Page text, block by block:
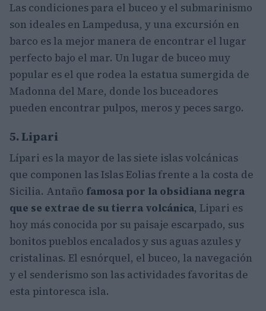
Las condiciones para el buceo y el submarinismo
son ideales en Lampedusa, y una excursión en
barco es la mejor manera de encontrar el lugar
perfecto bajo el mar. Un lugar de buceo muy
popular es el que rodea la estatua sumergida de
Madonna del Mare, donde los buceadores
pueden encontrar pulpos, meros y peces sargo.
5. Lipari
Lípari es la mayor de las siete islas volcánicas
que componen las Islas Eolias frente a la costa de
Sicilia. Antaño famosa por la obsidiana negra
que se extrae de su tierra volcánica, Lipari es
hoy más conocida por su paisaje escarpado, sus
bonitos pueblos encalados y sus aguas azules y
cristalinas. El esnórquel, el buceo, la navegación
y el senderismo son las actividades favoritas de
esta pintoresca isla.